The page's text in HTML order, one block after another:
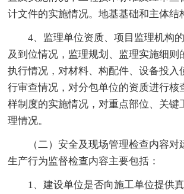
计文件的实施情况。地基基础和主体结
4、监理单位资质、项目监理机构
及到位情况，监理规划、监理实施细则
执行情况，对材料、构配件、设备投入
行审查情况，对分包单位的资质进行核
样制度的实施情况，对重点部位、关键
理情况。
（二）安全及现场管理检查内容
生产行为监督检查内容主要包括：
1、建设单位是否向施工单位提供